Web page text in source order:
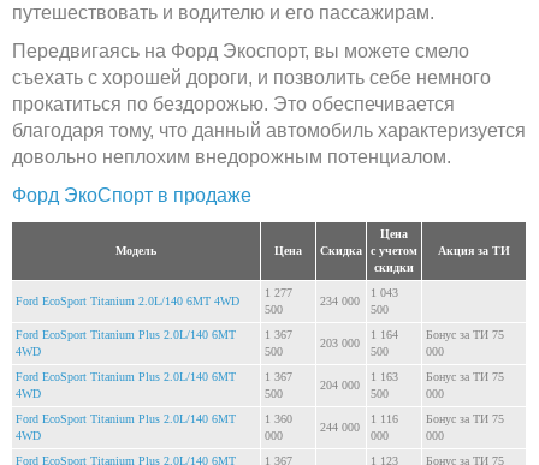
путешествовать и водителю и его пассажирам.
Передвигаясь на Форд Экоспорт, вы можете смело
съехать с хорошей дороги, и позволить себе немного
прокатиться по бездорожью. Это обеспечивается
благодаря тому, что данный автомобиль характеризуется
довольно неплохим внедорожным потенциалом.
Форд ЭкоСпорт в продаже
Модель Цена Скидка
Цена
с учетом
скидки
Акция за ТИ
Ford EcoSport Titanium 2.0L/140 6MT 4WD
1 277
500
234 000
1 043
500
Ford EcoSport Titanium Plus 2.0L/140 6MT
4WD
1 367
500
203 000
1 164
500
Бонус за ТИ 75
000
Ford EcoSport Titanium Plus 2.0L/140 6MT
4WD
1 367
500
204 000
1 163
500
Бонус за ТИ 75
000
Ford EcoSport Titanium Plus 2.0L/140 6MT
4WD
1 360
000
244 000
1 116
000
Бонус за ТИ 75
000
Ford EcoSport Titanium Plus 2.0L/140 6MT
1 367 1 123 Бонус за ТИ 75